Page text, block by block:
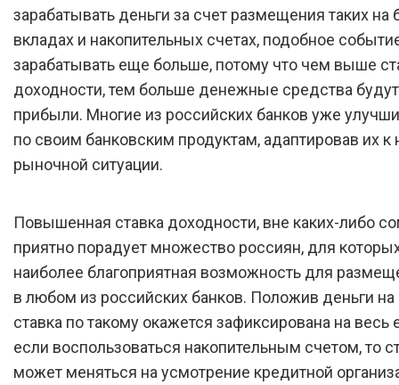
зарабатывать деньги за счет размещения таких на
вкладах и накопительных счетах, подобное
зарабатывать еще больше, потому что чем выше
доходности, тем больше денежные средства
прибыли. Многие из российских банков уже
по своим банковским продуктам, адаптировав их к
рыночной ситуации.
Повышенная ставка доходности, вне каких-либо
приятно порадует множество россиян, для
наиболее благоприятная возможность для
в любом из российских банков. Положив деньги на
ставка по такому окажется зафиксирована на весь
если воспользоваться накопительным счетом, то
может меняться на усмотрение кредитной